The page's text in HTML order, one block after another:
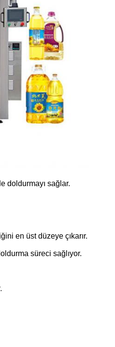
doldurmayı sağlar.
en üst düzeye çıkarır.
süreci sağlıyor.